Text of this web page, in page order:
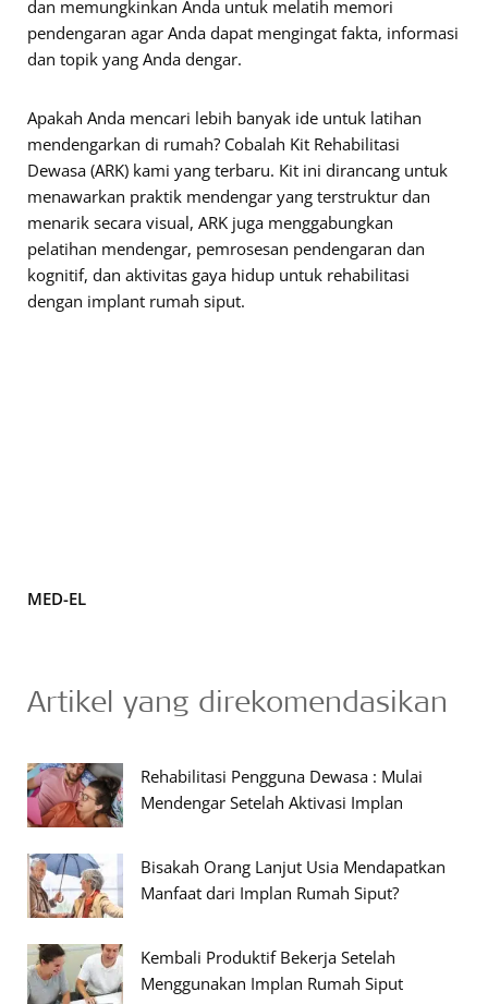
dan memungkinkan Anda untuk melatih memori
pendengaran agar Anda dapat mengingat fakta, informasi
dan topik yang Anda dengar.
Apakah Anda mencari lebih banyak ide untuk latihan
mendengarkan di rumah? Cobalah Kit Rehabilitasi
Dewasa (ARK) kami yang terbaru. Kit ini dirancang untuk
menawarkan praktik mendengar yang terstruktur dan
menarik secara visual, ARK juga menggabungkan
pelatihan mendengar, pemrosesan pendengaran dan
kognitif, dan aktivitas gaya hidup untuk rehabilitasi
dengan implant rumah siput.
MED-EL
Artikel yang direkomendasikan
Rehabilitasi Pengguna Dewasa : Mulai
Mendengar Setelah Aktivasi Implan
Bisakah Orang Lanjut Usia Mendapatkan
Manfaat dari Implan Rumah Siput?
Kembali Produktif Bekerja Setelah
Menggunakan Implan Rumah Siput